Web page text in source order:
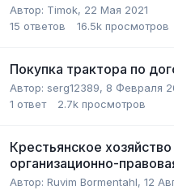
Автор: Timok, 22 Мая 2021
15 ответов 16.5k просмотров
Покупка трактора по
Автор: serg12389, 8 Февраля
1 ответ 2.7k просмотров
Крестьянское хозяйство
организационно-
Автор: Ruvim Bormentahl, 12